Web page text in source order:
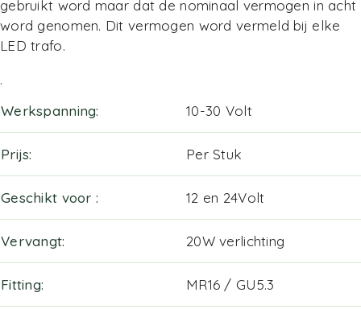
gebruikt word maar dat de nominaal vermogen in acht
word genomen. Dit vermogen word vermeld bij elke
LED trafo.
.
Werkspanning
10-30 Volt
Prijs Per Stuk
Geschikt voor 12 en 24Volt
Vervangt 20W verlichting
Fitting MR16 / GU5.3